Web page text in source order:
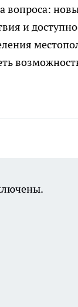
вопроса:
и